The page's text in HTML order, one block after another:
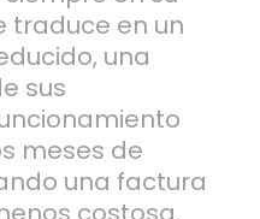
una
sus
meses de
una factura
costosa.